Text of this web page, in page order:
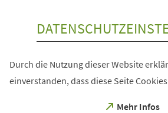
Durch die Nutzung dieser Website
einverstanden, dass diese Seite
Mehr Infos
(Öffnet